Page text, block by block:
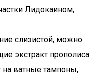
Лидокаином,
слизистой, можно
экстракт прополиса
на ватные тампоны,